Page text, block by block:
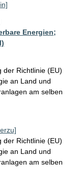
Energien;
der Richtlinie (EU)
an Land und
am selben
der Richtlinie (EU)
an Land und
am selben